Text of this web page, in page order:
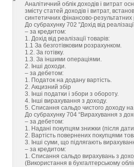
Аналітичний облік доходів і витрат
змісту статей доходів і витрат,
синтетичних фінансово-результатних
До субрахунку 702 "Дохід від
– за кредитом:
1. Дохід від реалізації товарів:
1.1 За безготівковим розрахунком.
1.2. За готівку.
1.3. За іншими операціями.
2. Інші доходи.
– за дебетом:
1. Податок на додану вартість.
2. Акцизний збір
3. Інші податки і збори з обороту.
4. Інші вирахування з доходу.
5. Списання сальдо чистого доходу на
До субрахунку 704 “Вирахування з
– за дебетом:
1. Надані покупцям знижки (після дати
2. Вартість повернених покупцями
3. Інші суми, що підлягають
– за кредитом:
1. Списання сальдо вирахувань з
(Використання в бухгалтерському